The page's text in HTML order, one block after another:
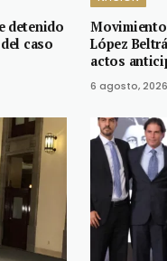
detenido
caso
Movimiento
López
actos
6 agosto, 2026